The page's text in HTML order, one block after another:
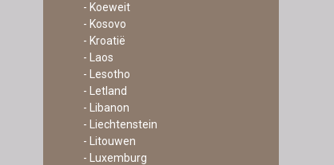
- Koeweit
- Kosovo
- Kroatië
- Laos
- Lesotho
- Letland
- Libanon
- Liechtenstein
- Litouwen
- Luxemburg